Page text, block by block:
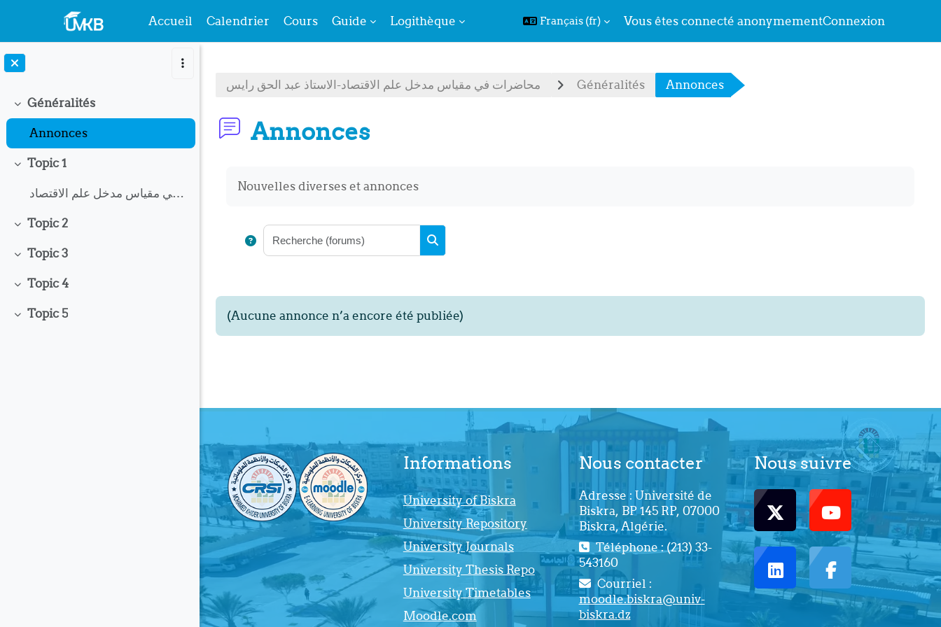
Passer au contenu principal
Accueil Calendrier Cours Guide Logithèque Français ‎(fr)‎ Vous êtes connecté anonymementConnexion
Replier
Généralités
Annonces
Replier
Topic 1
محاضرات في مقياس مدخل علم الاقتصاد
Replier
Topic 2
Replier
Topic 3
Replier
Topic 4
Replier
Topic 5
محاضرات في مقياس مدخل علم الاقتصاد-الاستاذ عبد الحق رايس Généralités Annonces
Annonces
Nouvelles diverses et annonces
Recherche (forums)
Recherche (forums)
(Aucune annonce n’a encore été publiée)
Informations
University of Biskra
University Repository
University Journals
University Thesis Repo
University Timetables
Moodle.com
Nous contacter
Adresse : Université de
Biskra, BP 145 RP, 07000
Biskra, Algérie.
Téléphone : (213) 33-
543160
Courriel :
moodle.biskra@univ-
biskra.dz
Nous suivre